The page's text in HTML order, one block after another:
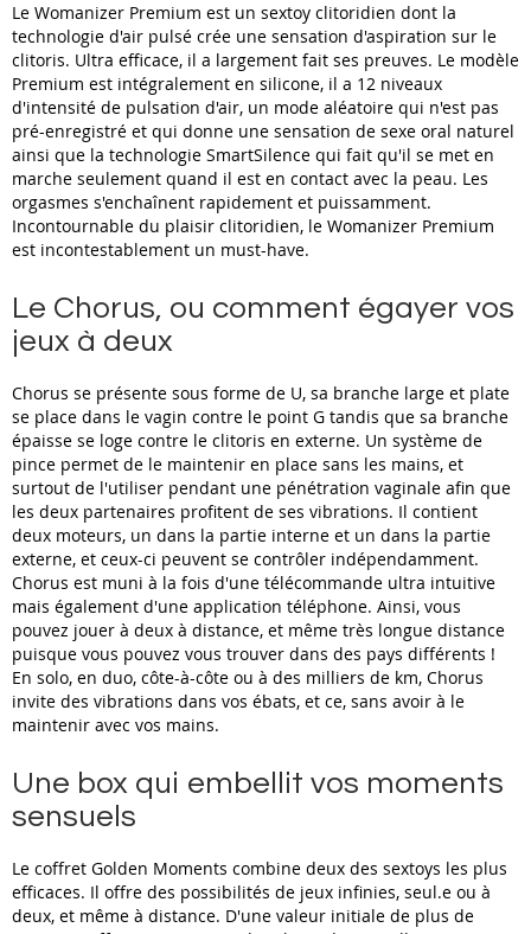
Le Womanizer Premium est un sextoy clitoridien dont la
technologie d'air pulsé crée une sensation d'aspiration sur le
clitoris. Ultra efficace, il a largement fait ses preuves. Le modèle
Premium est intégralement en silicone, il a 12 niveaux
d'intensité de pulsation d'air, un mode aléatoire qui n'est pas
pré-enregistré et qui donne une sensation de sexe oral naturel
ainsi que la technologie SmartSilence qui fait qu'il se met en
marche seulement quand il est en contact avec la peau. Les
orgasmes s'enchaînent rapidement et puissamment.
Incontournable du plaisir clitoridien, le Womanizer Premium
est incontestablement un must-have.
Le Chorus, ou comment égayer vos
jeux à deux
Chorus se présente sous forme de U, sa branche large et plate
se place dans le vagin contre le point G tandis que sa branche
épaisse se loge contre le clitoris en externe. Un système de
pince permet de le maintenir en place sans les mains, et
surtout de l'utiliser pendant une pénétration vaginale afin que
les deux partenaires profitent de ses vibrations. Il contient
deux moteurs, un dans la partie interne et un dans la partie
externe, et ceux-ci peuvent se contrôler indépendamment.
Chorus est muni à la fois d'une télécommande ultra intuitive
mais également d'une application téléphone. Ainsi, vous
pouvez jouer à deux à distance, et même très longue distance
puisque vous pouvez vous trouver dans des pays différents !
En solo, en duo, côte-à-côte ou à des milliers de km, Chorus
invite des vibrations dans vos ébats, et ce, sans avoir à le
maintenir avec vos mains.
Une box qui embellit vos moments
sensuels
Le coffret Golden Moments combine deux des sextoys les plus
efficaces. Il offre des possibilités de jeux infinies, seul.e ou à
deux, et même à distance. D'une valeur initiale de plus de